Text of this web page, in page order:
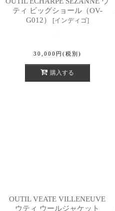
ティ ビッグショール（OV-
G012）
[インディゴ]
30,000 円 (税別)
購入する
OUTIL VEATE VILLENEUVE
ウティ ウールジャケット